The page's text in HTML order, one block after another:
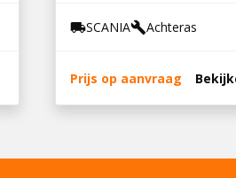
local_shippingSCANIAbuildAchteras
Prijs op aanvraag